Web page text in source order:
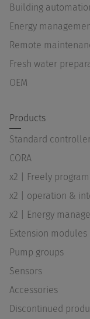
Building
Energy
Remote
Fresh water
OEM
Products
Standard
CORA
x2 | Freely
x2 | operation &
x2 | Energy
Extension modules
Pump groups
Sensors
Accessories
Discontinued